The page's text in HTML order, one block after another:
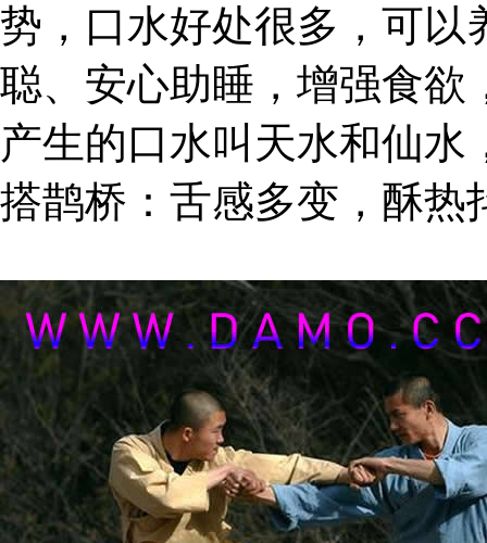
势，口水好处很多，可以
聪、安心助睡，增强食欲
产生的口水叫天水和仙
搭鹊桥：舌感多变，酥热